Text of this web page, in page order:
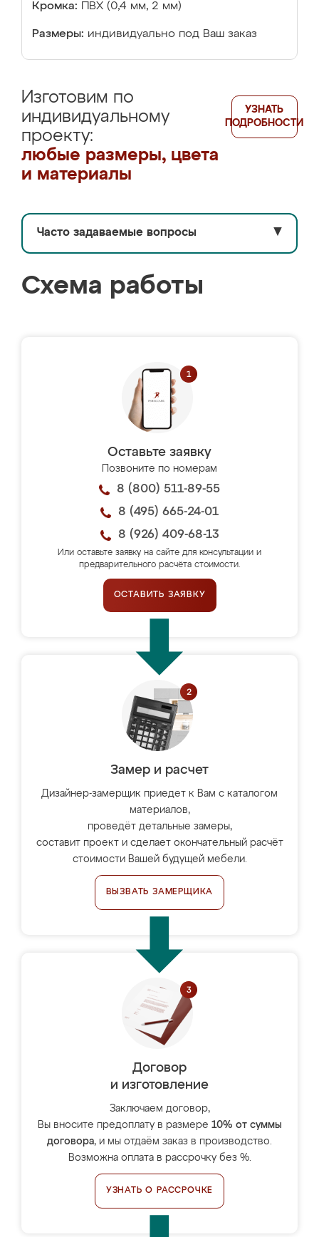
Кромка: ПВХ (0,4 мм, 2 мм)
Размеры: индивидуально под Ваш заказ
Изготовим по
индивидуальному
проекту:
любые размеры, цвета
и материалы
УЗНАТЬ
ПОДРОБНОСТИ
Часто задаваемые вопросы ▼
Схема работы
Оставьте заявку
Позвоните по номерам
8 (800) 511-89-55
8 (495) 665-24-01
8 (926) 409-68-13
Или оставьте заявку на сайте для консультации и
предварительного расчёта стоимости.
ОСТАВИТЬ ЗАЯВКУ
Замер и расчет
Дизайнер-замерщик приедет к Вам с каталогом
материалов,
проведёт детальные замеры,
составит проект и сделает окончательный расчёт
стоимости Вашей будущей мебели.
ВЫЗВАТЬ ЗАМЕРЩИКА
Договор
и изготовление
Заключаем договор,
Вы вносите предоплату в размере 10% от суммы
договора, и мы отдаём заказ в производство.
Возможна оплата в рассрочку без %.
УЗНАТЬ О РАССРОЧКЕ